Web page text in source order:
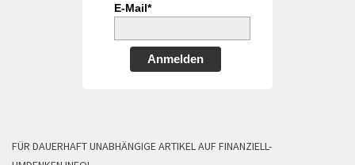
E-Mail*
Anmelden
FÜR DAUERHAFT UNABHÄNGIGE ARTIKEL AUF FINANZIELL-